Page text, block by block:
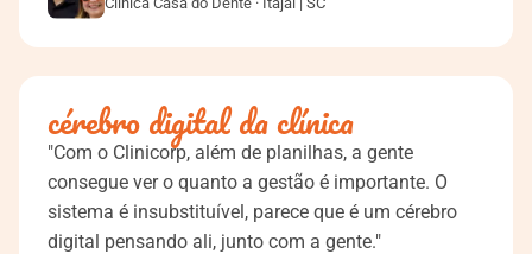
cérebro digital da clínica
"Com o Clinicorp, além de planilhas, a gente
consegue ver o quanto a gestão é importante. O
sistema é insubstituível, parece que é um cérebro
digital pensando ali, junto com a gente."